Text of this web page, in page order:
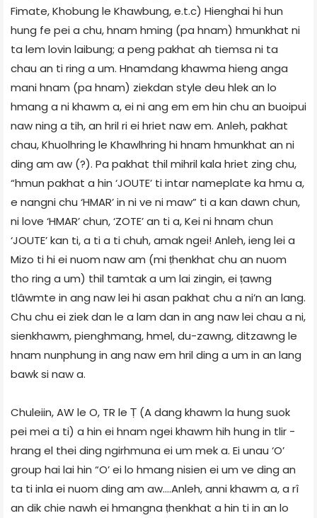
Fimate, Khobung le Khawbung, e.t.c) Hienghai hi hun
hung fe pei a chu, hnam hming (pa hnam) hmunkhat ni
ta lem lovin laibung; a peng pakhat ah tiemsa ni ta
chau an ti ring a um. Hnamdang khawma hieng anga
mani hnam (pa hnam) ziekdan style deu hlek an lo
hmang a ni khawm a, ei ni ang em em hin chu an buoipui
naw ning a tih, an hril ri ei hriet naw em. Anleh, pakhat
chau, Khuolhring le Khawlhring hi hnam hmunkhat an ni
ding am aw (?). Pa pakhat thil mihril kala hriet zing chu,
“hmun pakhat a hin ‘JOUTE’ ti intar nameplate ka hmu a,
e nangni chu ‘HMAR’ in ni ve ni maw” ti a kan dawn chun,
ni love ‘HMAR’ chun, ‘ZOTE’ an ti a, Kei ni hnam chun
‘JOUTE’ kan ti, a ti a ti chuh, amak ngei! Anleh, ieng lei a
Mizo ti hi ei nuom naw am (mi ṭhenkhat chu an nuom
tho ring a um) thil tamtak a um lai zingin, ei ṭawng
tlâwmte in ang naw lei hi asan pakhat chu a ni’n an lang.
Chu chu ei ziek dan le a lam dan in ang naw lei chau a ni,
sienkhawm, pienghmang, hmel, du-zawng, ditzawng le
hnam nunphung in ang naw em hril ding a um in an lang
bawk si naw a.
Chuleiin, AW le O, TR le Ṭ (A dang khawm la hung suok
pei mei a ti) a hin ei hnam ngei khawm hih hung in tlir -
hrang el thei ding ngirhmuna ei um mek a. Ei unau ‘O’
group hai lai hin “O’ ei lo hmang nisien ei um ve ding an
ta ti inla ei nuom ding am aw….Anleh, anni khawm a, a rî
an dik chie nawh ei hmangna ṭhenkhat a hin ti in an lo